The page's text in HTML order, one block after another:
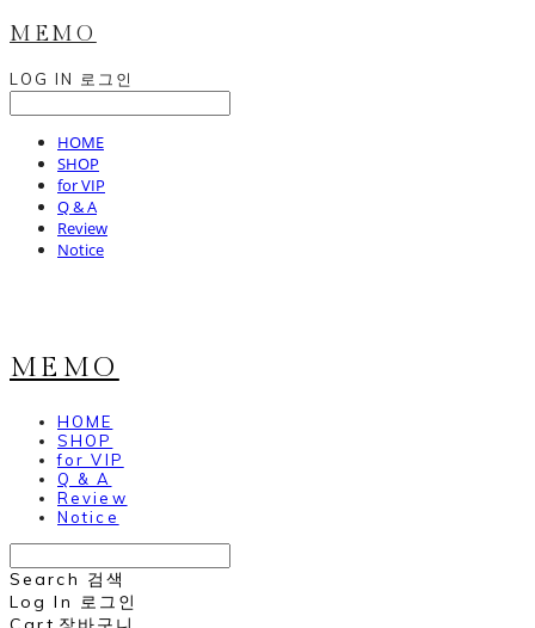
MEMO
LOG IN 로그인
HOME
SHOP
for VIP
Q & A
Review
Notice
MEMO
HOME
SHOP
for VIP
Q & A
Review
Notice
Search 검색
Log In 로그인